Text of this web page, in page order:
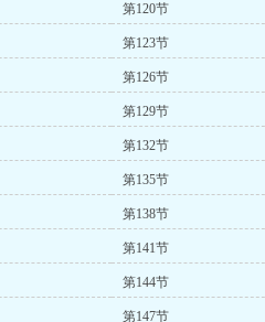
第120节
第123节
第126节
第129节
第132节
第135节
第138节
第141节
第144节
第147节